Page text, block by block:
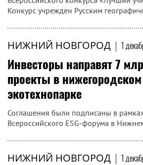
Конкурс учрежден Русским
НИЖНИЙ НОВГОРОД | 1
Инвесторы направят 7
проекты в нижегородском
экотехнопарке
Соглашения были подписаны в
Всероссийского ESG-форума в
НИЖНИЙ НОВГОРОД | 1